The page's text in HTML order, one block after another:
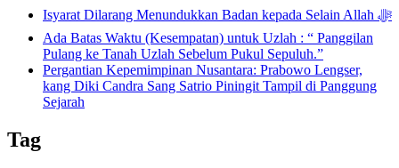
Isyarat Dilarang Menundukkan Badan kepada Selain Allah ﷻ
Ada Batas Waktu (Kesempatan) untuk Uzlah : “ Panggilan
Pulang ke Tanah Uzlah Sebelum Pukul Sepuluh.”
Pergantian Kepemimpinan Nusantara: Prabowo Lengser,
kang Diki Candra Sang Satrio Piningit Tampil di Panggung
Sejarah
Tag